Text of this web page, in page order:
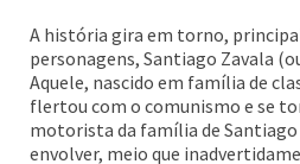
A história gira em torno,
personagens, Santiago Zavala
Aquele, nascido em família de
flertou com o comunismo e se
motorista da família de Santiago
envolver, meio que